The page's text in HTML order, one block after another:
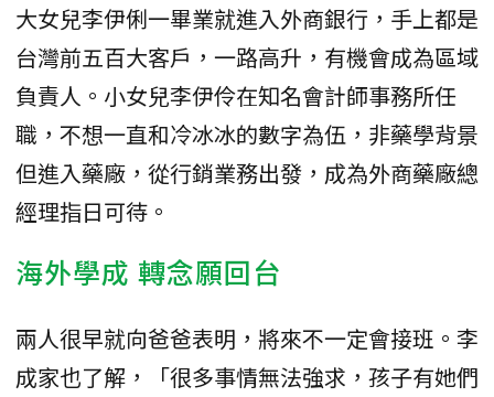
大女兒李伊俐一畢業就進入外商銀行，手上都是
台灣前五百大客戶，一路高升，有機會成為區域
負責人。小女兒李伊伶在知名會計師事務所任
職，不想一直和冷冰冰的數字為伍，非藥學背景
但進入藥廠，從行銷業務出發，成為外商藥廠總
經理指日可待。
海外學成 轉念願回台
兩人很早就向爸爸表明，將來不一定會接班。李
成家也了解，「很多事情無法強求，孩子有她們